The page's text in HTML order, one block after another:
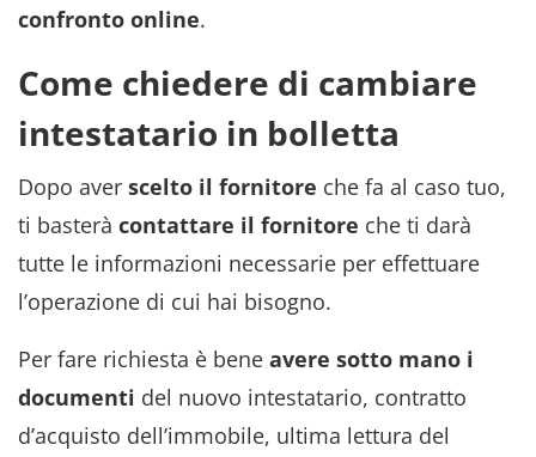
confronto online.
Come chiedere di cambiare
intestatario in bolletta
Dopo aver scelto il fornitore che fa al caso tuo,
ti basterà contattare il fornitore che ti darà
tutte le informazioni necessarie per effettuare
l’operazione di cui hai bisogno.
Per fare richiesta è bene avere sotto mano i
documenti del nuovo intestatario, contratto
d’acquisto dell’immobile, ultima lettura del